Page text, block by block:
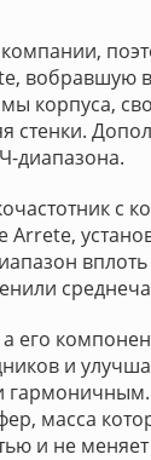
вобравшую
корпуса,
диапазона.
Arrete,
его
и
масса
и не